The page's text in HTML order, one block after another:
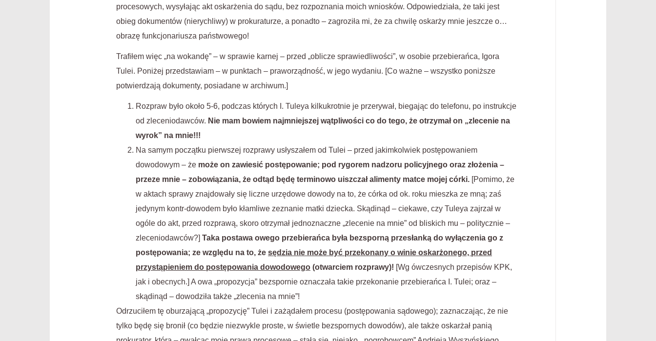
procesowych, wysyłając akt oskarżenia do sądu, bez rozpoznania moich wniosków. Odpowiedziała, że taki jest
obieg dokumentów (nierychliwy) w prokuraturze, a ponadto – zagroziła mi, że za chwilę oskarży mnie jeszcze o…
obrazę funkcjonariusza państwowego!
Trafiłem więc „na wokandę” – w sprawie karnej – przed „oblicze sprawiedliwości”, w osobie przebierańca, Igora
Tulei. Poniżej przedstawiam – w punktach – praworządność, w jego wydaniu. [Co ważne – wszystko poniższe
potwierdzają dokumenty, posiadane w archiwum.]
Rozpraw było około 5-6, podczas których I. Tuleya kilkukrotnie je przerywał, biegając do telefonu, po instrukcje
od zleceniodawców. Nie mam bowiem najmniejszej wątpliwości co do tego, że otrzymał on „zlecenie na
wyrok” na mnie!!!
Na samym początku pierwszej rozprawy usłyszałem od Tulei – przed jakimkolwiek postępowaniem
dowodowym – że może on zawiesić postępowanie; pod rygorem nadzoru policyjnego oraz złożenia –
przeze mnie – zobowiązania, że odtąd będę terminowo uiszczał alimenty matce mojej córki. [Pomimo, że
w aktach sprawy znajdowały się liczne urzędowe dowody na to, że córka od ok. roku mieszka ze mną; zaś
jedynym kontr-dowodem było kłamliwe zeznanie matki dziecka. Skądinąd – ciekawe, czy Tuleya zajrzał w
ogóle do akt, przed rozprawą, skoro otrzymał jednoznaczne „zlecenie na mnie” od bliskich mu – politycznie –
zleceniodawców?] Taka postawa owego przebierańca była bezsporną przesłanką do wyłączenia go z
postępowania; ze względu na to, że sędzia nie może być przekonany o winie oskarżonego, przed
przystąpieniem do postępowania dowodowego (otwarciem rozprawy)! [Wg ówczesnych przepisów KPK,
jak i obecnych.] A owa „propozycja” bezspornie oznaczała takie przekonanie przebierańca I. Tulei; oraz –
skądinąd – dowodziła także „zlecenia na mnie”!
Odrzuciłem tę oburzającą „propozycję” Tulei i zażądałem procesu (postępowania sądowego); zaznaczając, że nie
tylko będę się bronił (co będzie niezwykle proste, w świetle bezspornych dowodów), ale także oskarżał panią